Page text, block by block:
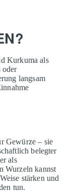
Kurkuma als
oder
langsam
Gewürze – sie
belegter
als
Wurzeln kannst
stärken und
tun.